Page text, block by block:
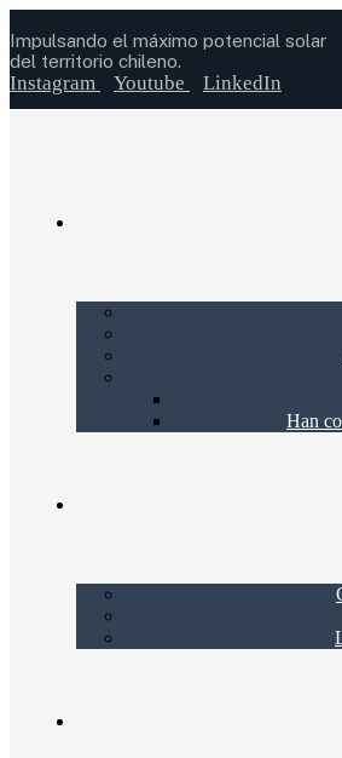
Impulsando el máximo potencial solar
del territorio chileno.
Instagram Youtube LinkedIn
Han